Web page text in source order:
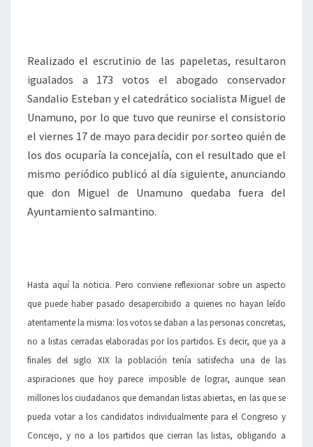
Realizado el escrutinio de las papeletas, resultaron
igualados a 173 votos el abogado conservador
Sandalio Esteban y el catedrático socialista Miguel de
Unamuno, por lo que tuvo que reunirse el consistorio
el viernes 17 de mayo para decidir por sorteo quién de
los dos ocuparía la concejalía, con el resultado que el
mismo periódico publicó al día siguiente, anunciando
que don Miguel de Unamuno quedaba fuera del
Ayuntamiento salmantino.
Hasta aquí la noticia. Pero conviene reflexionar sobre un aspecto
que puede haber pasado desapercibido a quienes no hayan leído
atentamente la misma: los votos se daban a las personas concretas,
no a listas cerradas elaboradas por los partidos. Es decir, que ya a
finales del siglo XIX la población tenía satisfecha una de las
aspiraciones que hoy parece imposible de lograr, aunque sean
millones los ciudadanos que demandan listas abiertas, en las que se
pueda votar a los candidatos individualmente para el Congreso y
Concejo, y no a los partidos que cierran las listas, obligando a